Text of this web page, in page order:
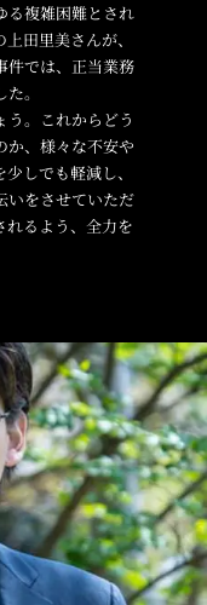
る複雑困難とされ
田里美さんが、
件では、正当業務
。
。これからどう
か、様々な不安や
しでも軽減し、
いをさせていただ
れるよう、全力を